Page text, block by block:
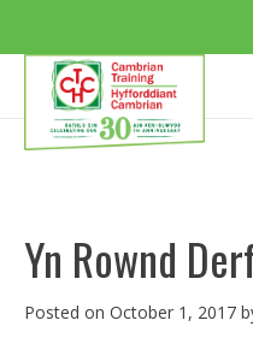
Yn Rownd
Posted on October 1, 2017